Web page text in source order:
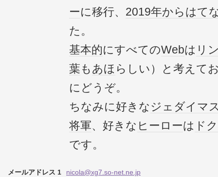
ーに移行、 2019年からはて
た。
基本的にすべてのWebは リ
葉もあほ らしい）と考えて
にどうぞ。
ちなみに好きなジェダイ マ
将軍、好きな ヒーローは ド
です。
メールアドレス 1 nicola@xg7.so-net.ne.jp